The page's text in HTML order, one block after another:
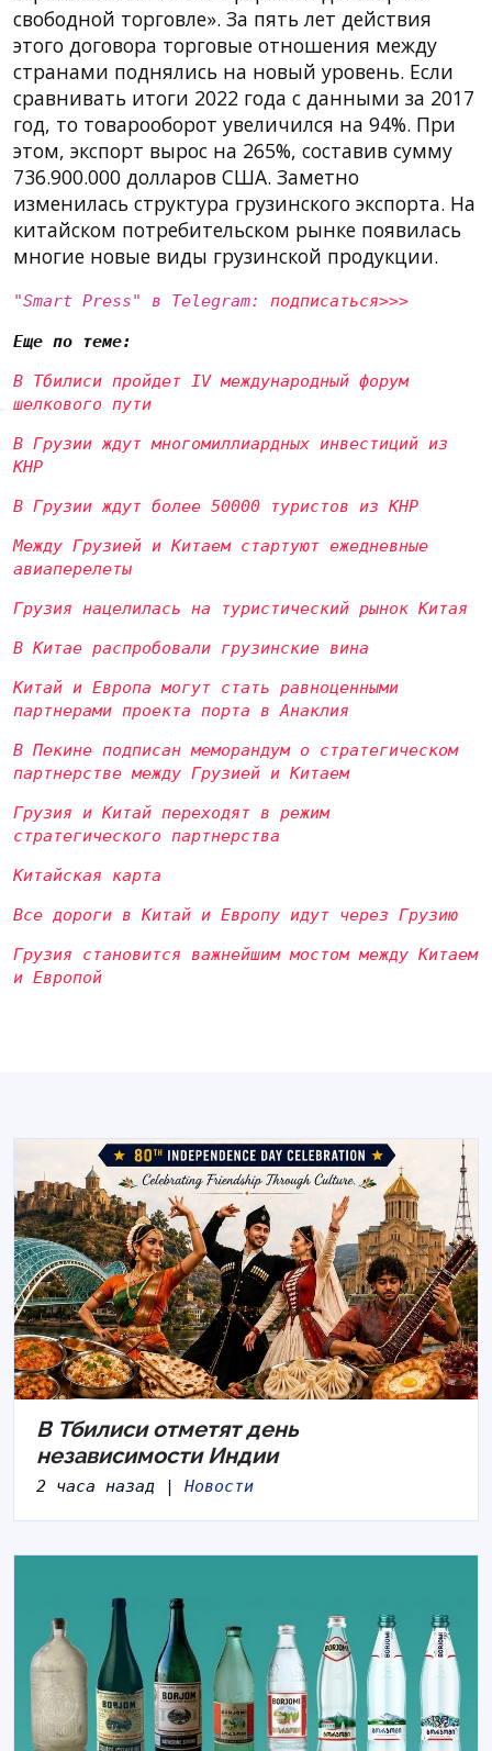
свободной торговле». За пять лет действия
этого договора торговые отношения между
странами поднялись на новый уровень. Если
сравнивать итоги 2022 года с данными за 2017
год, то товарооборот увеличился на 94%. При
этом, экспорт вырос на 265%, составив сумму
736.900.000 долларов США. Заметно
изменилась структура грузинского экспорта. На
китайском потребительском рынке появилась
многие новые виды грузинской продукции.
"Smart Press" в Telegram: подписаться>>>
Еще по теме:
В Тбилиси пройдет IV международный форум
шелкового пути
В Грузии ждут многомиллиардных инвестиций из
КНР
В Грузии ждут более 50000 туристов из КНР
Между Грузией и Китаем стартуют ежедневные
авиаперелеты
Грузия нацелилась на туристический рынок Китая
В Китае распробовали грузинские вина
Китай и Европа могут стать равноценными
партнерами проекта порта в Анаклия
В Пекине подписан меморандум о стратегическом
партнерстве между Грузией и Китаем
Грузия и Китай переходят в режим
стратегического партнерства
Китайская карта
Все дороги в Китай и Европу идут через Грузию
Грузия становится важнейшим мостом между Китаем
и Европой
В Тбилиси отметят день
независимости Индии
2 часа назад | Новости